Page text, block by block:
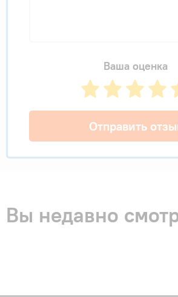
Ваша оценка
Отправить
Вы недавно